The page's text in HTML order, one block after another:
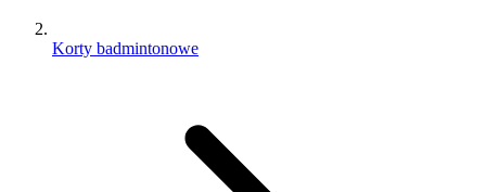
Korty badmintonowe